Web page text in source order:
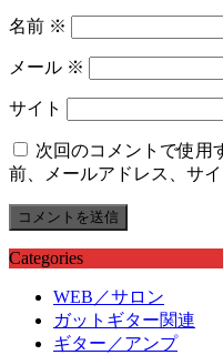
名前 ※
メール ※
サイト
次回のコメントで使用
前、メールアドレス、サイ
Categories
WEB／サロン
ガットギター関連
ギター／アンプ